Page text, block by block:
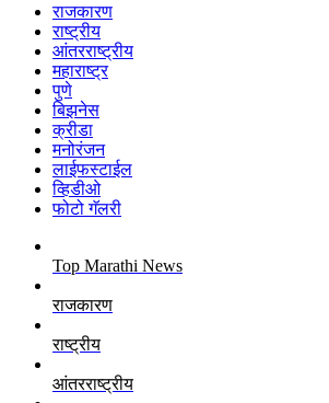
राजकारण
राष्ट्रीय
आंतरराष्ट्रीय
महाराष्ट्र
पुणे
बिझनेस
क्रीडा
मनोरंजन
लाईफस्टाईल
व्हिडीओ
फोटो गॅलरी
Top Marathi News
राजकारण
राष्ट्रीय
आंतरराष्ट्रीय